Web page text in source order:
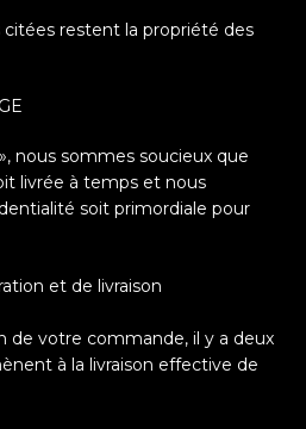
citées restent la propriété des
nous sommes soucieux que
livrée à temps et nous
soit primordiale pour
et de livraison
de votre commande, il y a deux
à la livraison effective de